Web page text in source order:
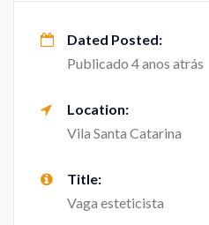
Dated Posted:
Publicado 4 anos atrás
Location:
Vila Santa Catarina
Title:
Vaga esteticista